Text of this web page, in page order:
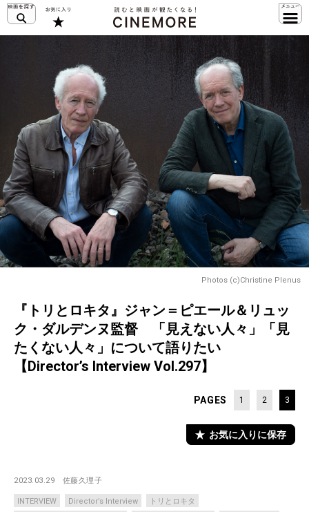
Photos (c)Christine Plenus
『トリとロキタ』ジャン＝ピエール＆リュッ
ク・ダルデンヌ監督 「見えない人々」「見
たくない人々」について語りたい
【Director’s Interview Vol.297】
PAGES 1 2 3
お気に入りに保存
2023.03.29 佐藤久理子
INTERVIEW Director’s Interview
トリとロキタ